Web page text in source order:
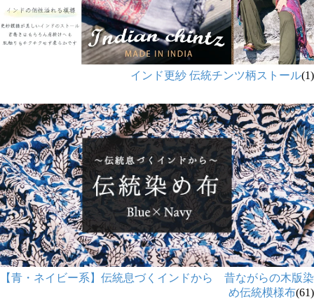
インド更紗 伝統チンツ柄ストール(1)
【青・ネイビー系】伝統息づくインドから 昔ながらの木版染
め伝統模様布(61)